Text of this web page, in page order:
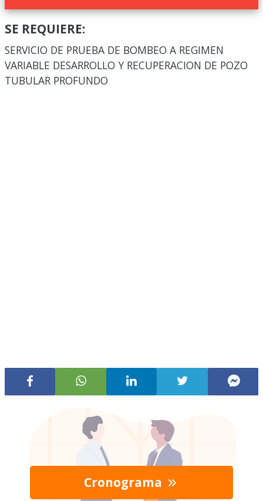
SE REQUIERE:
SERVICIO DE PRUEBA DE BOMBEO A REGIMEN
VARIABLE DESARROLLO Y RECUPERACION DE POZO
TUBULAR PROFUNDO
Cronograma